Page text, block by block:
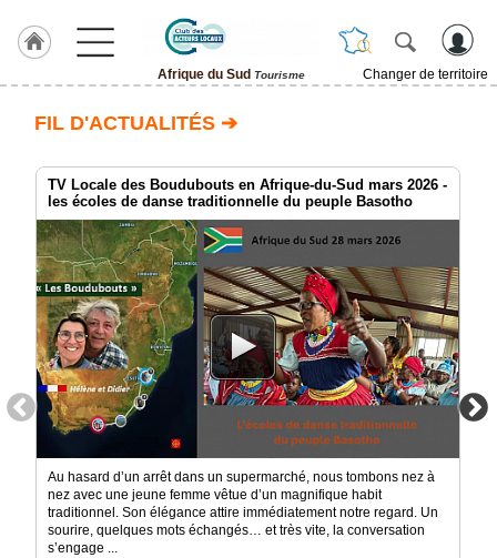
Afrique du Sud Tourisme
Changer de territoire
HULCOQ
ACCUEIL
Afrique
Accueil
France
Pour
Pourquoi
concept
Objectifs
Actualités
FIL D'ACTUALITÉS ➔
TV Locale des Boudubouts en Afrique-du-Sud mars 2026 -
les écoles de danse traditionnelle du peuple Basotho
Au hasard d’un arrêt dans un supermarché, nous tombons nez à
nez avec une jeune femme vêtue d’un magnifique habit
traditionnel. Son élégance attire immédiatement notre regard. Un
sourire, quelques mots échangés… et très vite, la conversation
s’engage ...